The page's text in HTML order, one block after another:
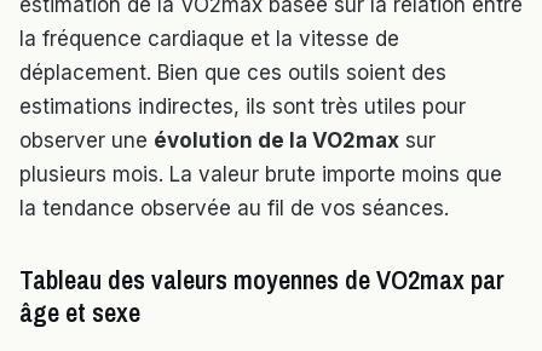
estimation de la VO2max basée sur la relation entre
la fréquence cardiaque et la vitesse de
déplacement. Bien que ces outils soient des
estimations indirectes, ils sont très utiles pour
observer une évolution de la VO2max sur
plusieurs mois. La valeur brute importe moins que
la tendance observée au fil de vos séances.
Tableau des valeurs moyennes de VO2max par
âge et sexe